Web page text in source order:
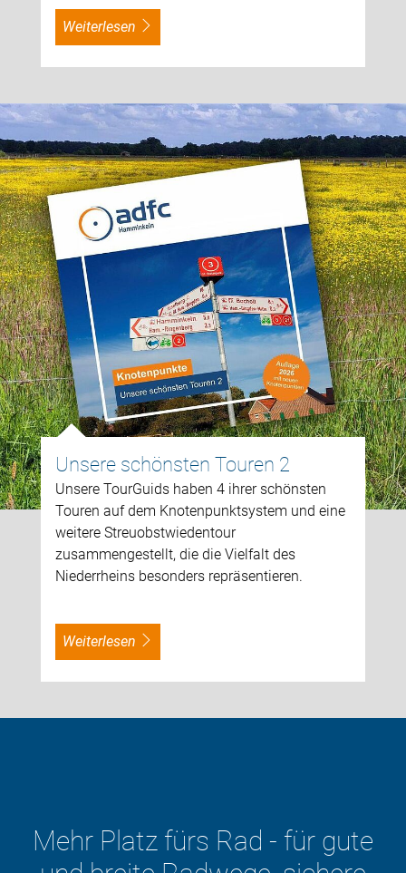
weiterlesen
Unsere schönsten Touren 2
Unsere TourGuids haben 4 ihrer schönsten
Touren auf dem Knotenpunktsystem und eine
weitere Streuobstwiedentour
zusammengestellt, die die Vielfalt des
Niederrheins besonders repräsentieren.
weiterlesen